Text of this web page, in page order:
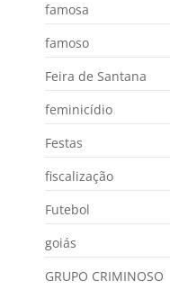
famosa
famoso
Feira de Santana
feminicídio
Festas
fiscalização
Futebol
goiás
GRUPO CRIMINOSO